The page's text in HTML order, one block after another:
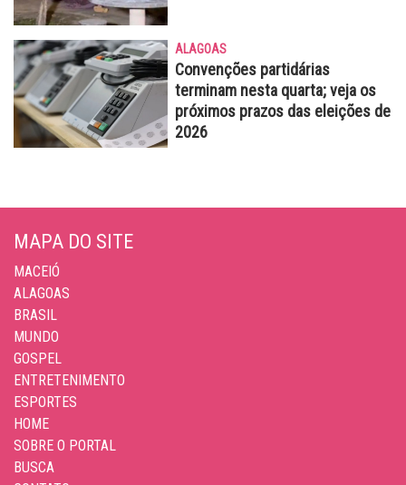
ALAGOAS
Convenções partidárias
terminam nesta quarta; veja os
próximos prazos das eleições de
2026
MAPA DO SITE
MACEIÓ
ALAGOAS
BRASIL
MUNDO
GOSPEL
ENTRETENIMENTO
ESPORTES
HOME
SOBRE O PORTAL
BUSCA